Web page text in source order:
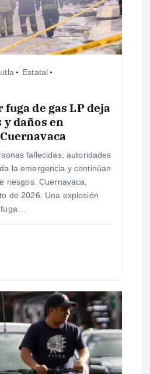
Estatal
de gas LP deja
y daños en
fallecidas; autoridades
la emergencia y continúan
riesgos. Cuernavaca,
de 2026. Una explosión